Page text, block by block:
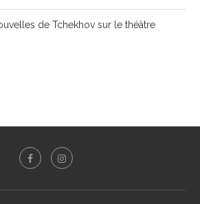
de Tchekhov sur le théâtre